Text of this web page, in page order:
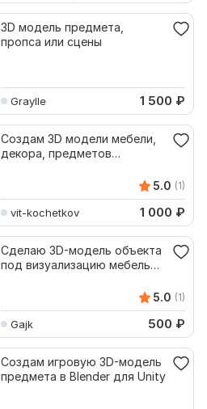
3D модель предмета,
пропса или сцены
Graylle 1 500 ₽
Создам 3D модели мебели,
декора, предметов
5.0 (1)
vit-kochetkov 1 000 ₽
Сделаю 3D-модель объекта
под визуализацию мебель
5.0 (1)
Gajk 500 ₽
Создам игровую 3D-модель
предмета в Blender для Unity